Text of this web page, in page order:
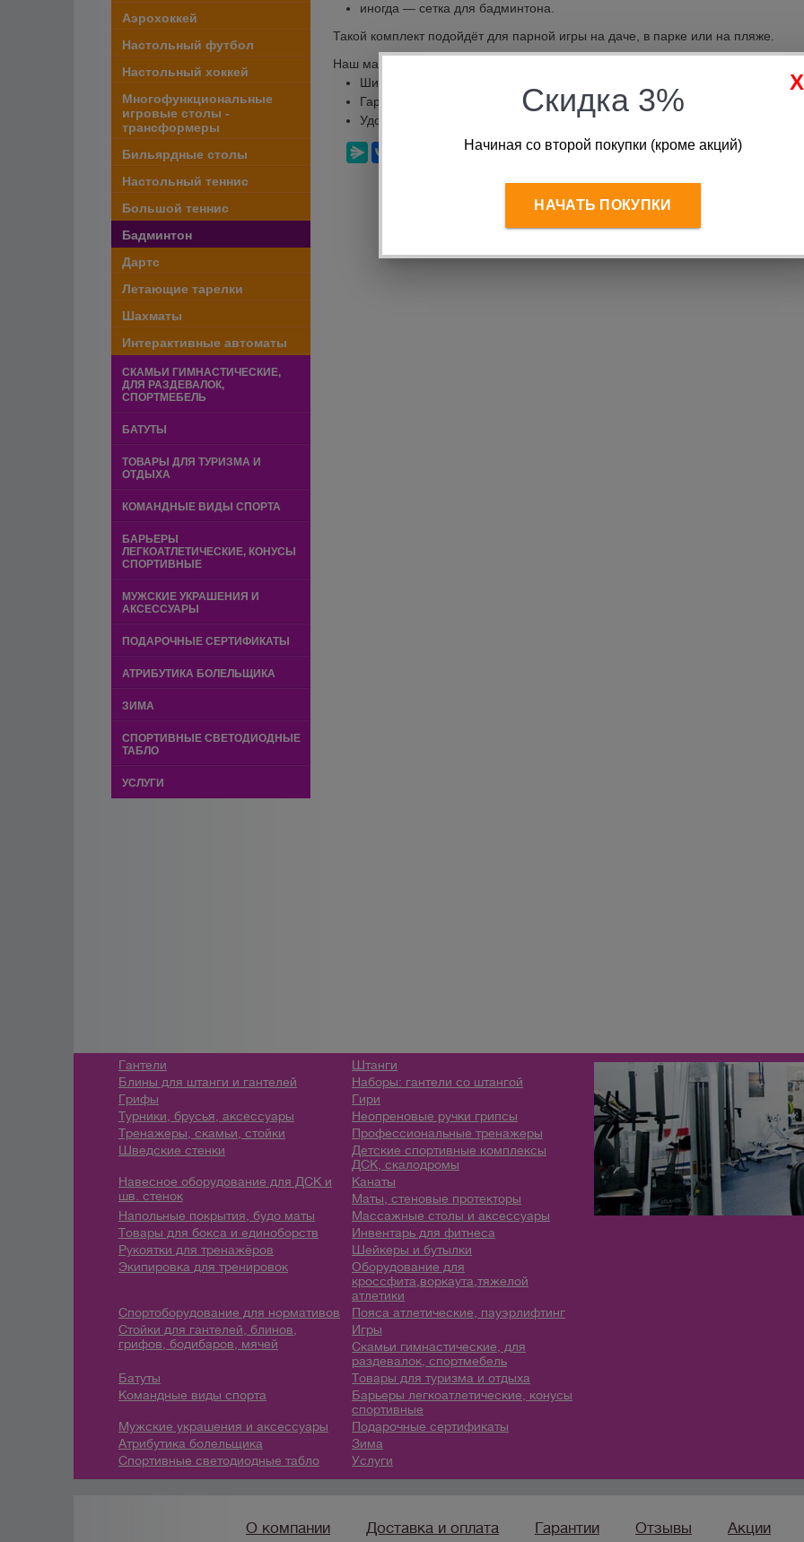
Аэрохоккей
Настольный футбол
Настольный хоккей
Многофункциональные
игровые столы -
трансформеры
Бильярдные столы
Настольный теннис
Большой теннис
Бадминтон
Дартс
Летающие тарелки
Шахматы
Интерактивные автоматы
СКАМЬИ ГИМНАСТИЧЕСКИЕ,
ДЛЯ РАЗДЕВАЛОК,
СПОРТМЕБЕЛЬ
БАТУТЫ
ТОВАРЫ ДЛЯ ТУРИЗМА И
ОТДЫХА
КОМАНДНЫЕ ВИДЫ СПОРТА
БАРЬЕРЫ
ЛЕГКОАТЛЕТИЧЕСКИЕ, КОНУСЫ
СПОРТИВНЫЕ
МУЖСКИЕ УКРАШЕНИЯ И
АКСЕССУАРЫ
ПОДАРОЧНЫЕ СЕРТИФИКАТЫ
АТРИБУТИКА БОЛЕЛЬЩИКА
ЗИМА
СПОРТИВНЫЕ СВЕТОДИОДНЫЕ
ТАБЛО
УСЛУГИ
иногда — сетка для бадминтона.
Такой комплект подойдёт для парной игры на даче, в парке или на пляже.
Наш магазин спорттоваров предлагает:
Широкий выбор инвентаря — от бюджетных до профессиональных
Гарантию качества и оригинальные бренды.
Удобную доставку по всей России.
Гантели
Штанги
Блины для штанги и гантелей
Наборы: гантели со штангой
Грифы
Гири
Турники, брусья, аксессуары
Неопреновые ручки грипсы
Тренажеры, скамьи, стойки
Профессиональные тренажеры
Шведские стенки
Детские спортивные комплексы
ДСК, скалодромы
Навесное оборудование для ДСК и
шв. стенок
Канаты
Маты, стеновые протекторы
Напольные покрытия, будо маты
Массажные столы и аксессуары
Товары для бокса и единоборств
Инвентарь для фитнеса
Рукоятки для тренажёров
Шейкеры и бутылки
Экипировка для тренировок
Оборудование для
кроссфита,воркаута,тяжелой
атлетики
Спортоборудование для нормативов
Пояса атлетические, пауэрлифтинг
Стойки для гантелей, блинов,
грифов, бодибаров, мячей
Игры
Скамьи гимнастические, для
раздевалок, спортмебель
Батуты
Товары для туризма и отдыха
Командные виды спорта
Барьеры легкоатлетические, конусы
спортивные
Мужские украшения и аксессуары
Подарочные сертификаты
Атрибутика болельщика
Зима
Спортивные светодиодные табло
Услуги
О компании Доставка и оплата Гарантии Отзывы Акции
Скидка 3%
Начиная со второй покупки (кроме акций)
НАЧАТЬ ПОКУПКИ